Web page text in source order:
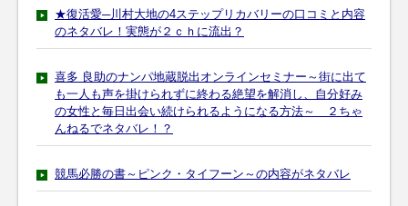
★復活愛─川村大地の4ステップリカバリーの口コミと内容
のネタバレ！実態が２ｃｈに流出？
喜多 良助のナンパ地蔵脱出オンラインセミナー～街に出て
も一人も声を掛けられずに終わる絶望を解消し、自分好み
の女性と毎日出会い続けられるようになる方法～ ２ちゃ
んねるでネタバレ！？
競馬必勝の書～ピンク・タイフーン～の内容がネタバレ